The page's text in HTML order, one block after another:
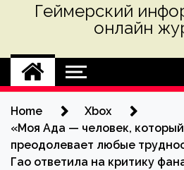
Геймерский
онлайн
Home
Xbox
«Моя Ада — человек, который
преодолевает любые
Гао ответила на критику